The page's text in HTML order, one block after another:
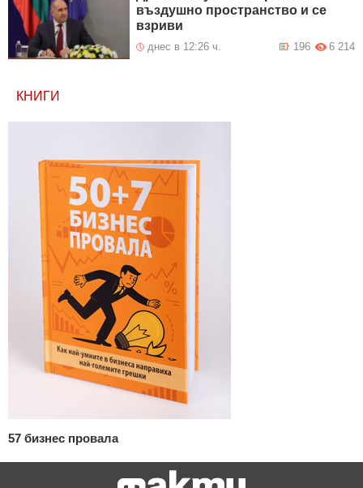
въздушно пространство и се
взриви
днес в 12:26 ч. 6 214
196
КНИГИ
57 бизнес провала